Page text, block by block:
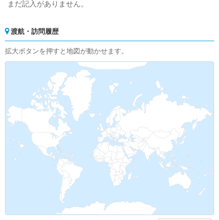
まだ記入がありません。
渡航・訪問履歴
拡大ボタンを押すと地図が動かせます。